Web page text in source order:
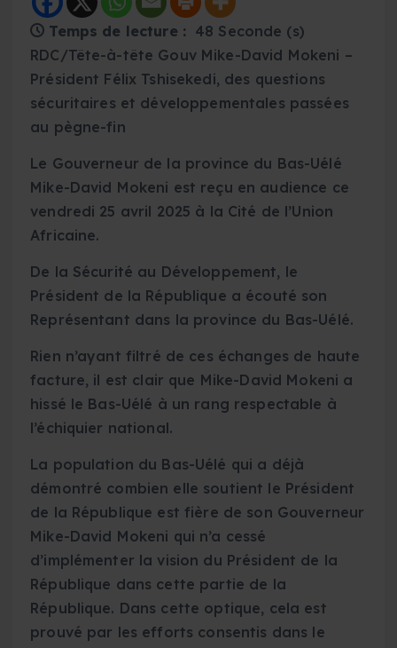
Temps de lecture : 48 Seconde (s)
RDC/Tête-à-tête Gouv Mike-David Mokeni –
Président Félix Tshisekedi, des questions
sécuritaires et développementales passées
au pègne-fin
Le Gouverneur de la province du Bas-Uélé
Mike-David Mokeni est reçu en audience ce
vendredi 25 avril 2025 à la Cité de l’Union
Africaine.
De la Sécurité au Développement, le
Président de la République a écouté son
Représentant dans la province du Bas-Uélé.
Rien n’ayant filtré de ces échanges de haute
facture, il est clair que Mike-David Mokeni a
hissé le Bas-Uélé à un rang respectable à
l’échiquier national.
La population du Bas-Uélé qui a déjà
démontré combien elle soutient le Président
de la République est fière de son Gouverneur
Mike-David Mokeni qui n’a cessé
d’implémenter la vision du Président de la
République dans cette partie de la
République. Dans cette optique, cela est
prouvé par les efforts consentis dans le